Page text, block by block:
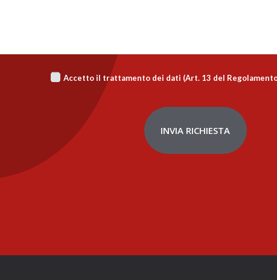
Accetto il trattamento dei dati (Art. 13 del
INVIA RICHIESTA